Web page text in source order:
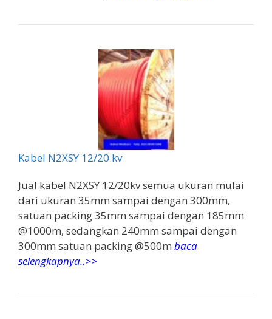
Kabel N2XSY 12/20 kv
Jual kabel N2XSY 12/20kv semua ukuran mulai
dari ukuran 35mm sampai dengan 300mm,
satuan packing 35mm sampai dengan 185mm
@1000m, sedangkan 240mm sampai dengan
300mm satuan packing @500m baca
selengkapnya..>>